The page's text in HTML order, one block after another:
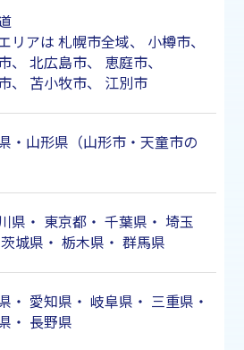
リアは 札幌市全域、 小樽市、
、 北広島市、 恵庭市、
、 苫小牧市、 江別市
・山形県（山形市・天童市の
県 ・ 東京都・ 千葉県 ・ 埼玉
茨城県 ・ 栃木県 ・ 群馬県
・ 愛知県 ・ 岐阜県 ・ 三重県 ・
・ 長野県